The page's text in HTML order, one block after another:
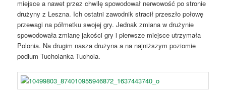
miejsce a nawet przez chwilę spowodował nerwowość po stronie
drużyny z Leszna. Ich ostatni zawodnik stracił przeszło połowę
przewagi na półmetku swojej gry. Jednak zmiana w drużynie
spowodowała zmianę jakości gry i pierwsze miejsce utrzymała
Polonia. Na drugim nasza drużyna a na najniższym poziomie
podium Tucholanka Tuchola.